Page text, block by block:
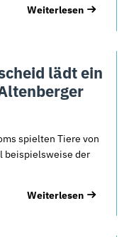
Weiterlesen
lädt ein
spielten Tiere von
beispielsweise der
Weiterlesen